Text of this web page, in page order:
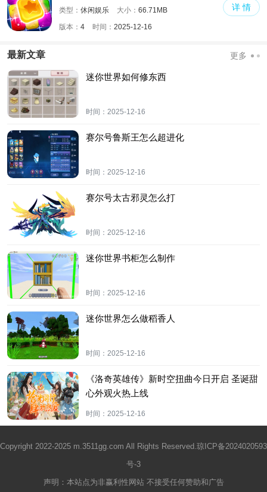
类型： 休闲娱乐 大小： 66.71MB
版本： 4 时间： 2025-12-16
详 情
最新文章 更多
迷你世界如何修东西
时间： 2025-12-16
赛尔号鲁斯王怎么超进化
时间： 2025-12-16
赛尔号太古邪灵怎么打
时间： 2025-12-16
迷你世界书柜怎么制作
时间： 2025-12-16
迷你世界怎么做稻香人
时间： 2025-12-16
《洛奇英雄传》新时空扭曲今日开启 圣诞甜
心外观火热上线
时间： 2025-12-16
Copyright 2022-2025 m.3511gg.com All Rights Reserved. 琼ICP备2024020593
号-3
声明：本站点为非赢利性网站 不接受任何赞助和广告